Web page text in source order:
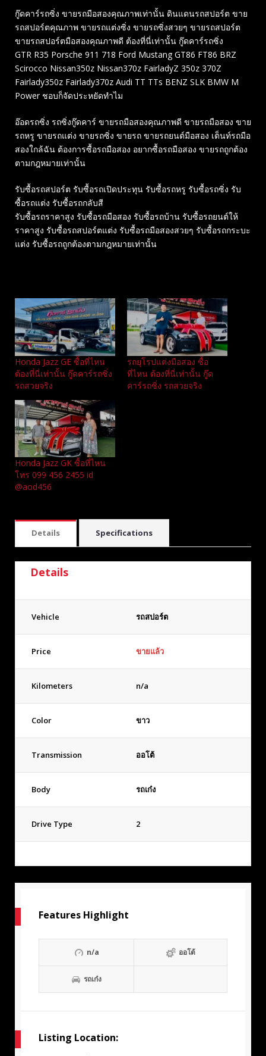
กู๊ดคาร์รถซิ่ง ขายรถมือสองคุณภาพเท่านั้น ดินแดนรถสปอร์ต ขาย
รถสปอร์ตคุณภาพ ขายรถแต่งซิ่ง ขายรถซิ่งสวยๆ ขายรถสปอร์ต
ขายรถสปอร์ตมือสองคุณภาพดี ต้องที่นี่เท่านั้น กู๊ดคาร์รถซิ่ง
GTR R35 Porsche 911 718 Ford Mustang GT86 FT86 BRZ
Scirocco Nissan350z Nissan370z FairladyZ 350z 370Z
Fairlady350z Fairlady370z Audi TT TTs BENZ SLK BMW M
Power ชอบก็จัดประหยัดทำไม
อ๊อดรถซิ่ง รถซิ่งกู๊ดคาร์ ขายรถมือสองคุณภาพดี ขายรถมือสอง ขาย
รถหรู ขายรถแต่ง ขายรถซิ่ง ขายรถ ขายรถยนต์มือสอง เต็นท์รถมือ
สองใกล้ฉัน ต้องการซื้อรถมือสอง อยากซื้อรถมือสอง ขายรถถูกต้อง
ตามกฎหมายเท่านั้น
รับซื้อรถสปอร์ต รับซื้อรถเปิดประทุน รับซื้อรถหรู รับซื้อรถซิ่ง รับ
ซื้อรถแต่ง รับซื้อรถกลับสี
รับซื้อรถราคาสูง รับซื้อรถมือสอง รับซื้อรถบ้าน รับซื้อรถยนต์ให้
ราคาสูง รับซื้อรถสปอร์ตแต่ง รับซื้อรถมือสองสวยๆ รับซื้อรถกระบะ
แต่ง รับซื้อรถถูกต้องตามกฎหมายเท่านั้น
Honda Jazz GE ซื้อที่ไหน
ต้องที่นี่เท่านั้น กู๊ดคาร์รถซิ่ง
รถสวยจริง
รถยุโรปแต่งมือสอง ซื้อ
ที่ไหน ต้องที่นี่เท่านั้น กู๊ด
คาร์รถซิ่ง รถสวยจริง
Honda Jazz GK ซื้อที่ไหน
โทร 099 456 2455 id
@aod456
Details Specifications
Details
Vehicle รถสปอร์ต
Price ขายแล้ว
Kilometers n/a
Color ขาว
Transmission ออโต้
Body รถเก๋ง
Drive Type 2
Features Highlight
n/a ออโต้
รถเก๋ง
Listing Location: